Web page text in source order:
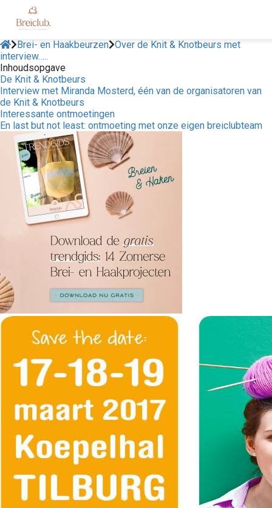
Brei- en Haakbeurzen Over de Knit & Knotbeurs met
interview…..
Inhoudsopgave
De Knit & Knotbeurs
Interview met Miranda Mosterd, één van de organisatoren van
de Knit & Knotbeurs
Interessante ontmoetingen
En last but not least: ontmoeting met onze eigen breiclubteam